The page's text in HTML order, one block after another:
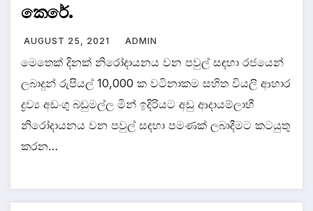
කෙරේ.
AUGUST 25, 2021 ADMIN
මෙතෙක් දිනක් නිරෝදායනය වන පවුල් සඳහා රජයෙන්
ලබාදුන් රුපියල් 10,000 ක වටිනාකම සහිත වියලි ආහාර
ද්‍රව්‍ය අඩංගු බඩුමල්ල මින් ඉදිරියට අඩු ආදායම්ලාභී
නිරෝදායනය වන පවුල් සඳහා පමණක් ලබාදීමට කටයුතු
කරන…